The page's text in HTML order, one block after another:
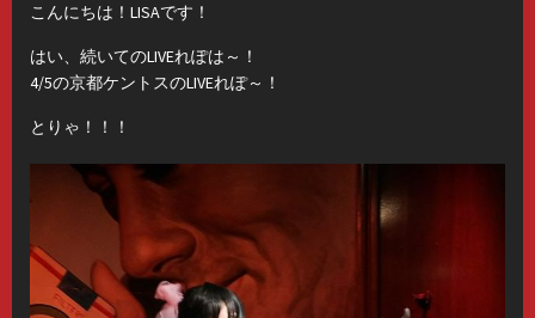
こんにちは！LISAです！
はい、続いてのLIVEれぽは～！
4/5の京都ケントスのLIVEれぽ～！
とりゃ！！！